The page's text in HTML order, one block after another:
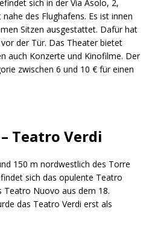
sich in der Via Asolo, 2,
des Flughafens. Es ist innen
Sitzen ausgestattet. Dafür hat
der Tür. Das Theater bietet
auch Konzerte und Kinofilme. Der
zwischen 6 und 10 € für einen
Teatro Verdi
150 m nordwestlich des Torre
sich das opulente Teatro
Teatro Nuovo aus dem 18.
das Teatro Verdi erst als